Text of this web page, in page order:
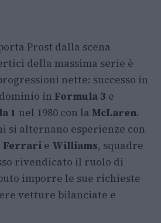
Prost dalla scena
della massima serie è
nette: successo in
in Formula 3 e
1 nel 1980 con la McLaren.
si alternano esperienze con
Ferrari e Williams, squadre
rivendicato il ruolo di
imporre le sue richieste
vetture bilanciate e